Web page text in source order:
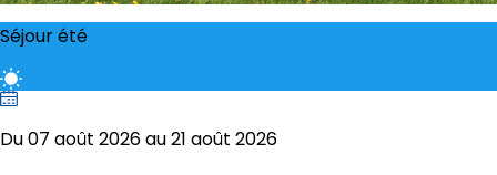
Séjour été
Du 07 août 2026 au 21 août 2026